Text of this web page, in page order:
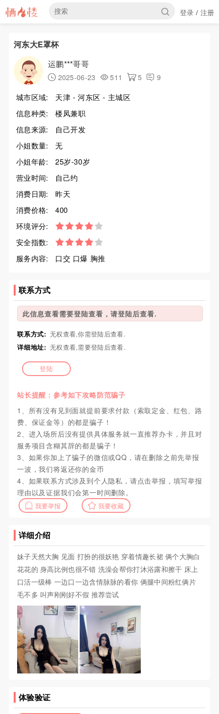
登录 / 注册
河东大E罩杯
运鹏***哥哥
2025-06-23 511 5 9
城市区域:
天津 - 河东区 - 主城区
信息种类:
楼凤兼职
信息来源:
自己开发
小姐数量:
无
小姐年龄:
25岁-30岁
营业时间:
自己约
消费日期:
昨天
消费价格:
400
环境评分:
安全指数:
服务内容:
口交 口爆 胸推
联系方式
此信息查看需要登陆查看，请登陆后查看.
联系方式: 无权查看,你需登陆后查看.
详细地址: 无权查看,需要登陆后查看.
登陆
站长提醒：参考如下攻略防范骗子
1、所有没有见到面就提前要求付款（索取定金、红包、路
费、保证金等）的都是骗子！
2、进入场所后没有提供具体服务就一直推荐办卡，并且对
服务项目含糊其辞的都是骗子！
3、如果你加上了骗子的微信或QQ，请在删除之前先举报
一波，我们将返还你的金币
4、如果联系方式涉及到个人隐私，请点击举报，填写举报
理由以及证据我们会第一时间删除。
我要举报 我要收藏
详细介绍
妹子天然大胸 见面 打扮的很妖艳 穿着情趣长裙 俩个大胸白
花花的 身高比例也很不错 洗澡会帮你打沐浴露和擦干 床上
口活一级棒 一边口一边含情脉脉的看你 俩腿中间粉红俩片
毛不多 叫声刚刚好不假 推荐尝试
体验验证